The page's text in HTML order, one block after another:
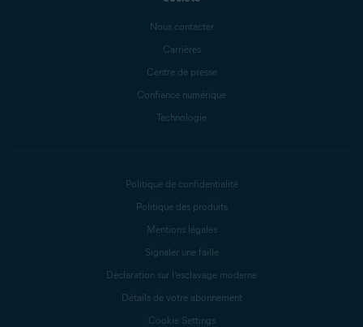
Nous contacter
Carrières
Centre de presse
Confiance numérique
Technologie
Politique de confidentialité
Politique des produits
Mentions légales
Signaler une faille
Déclaration sur l’esclavage moderne
Détails de votre abonnement
Cookie Settings